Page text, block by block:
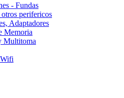
- Fundas
perifericos
Adaptadores
Memoria
Multitoma